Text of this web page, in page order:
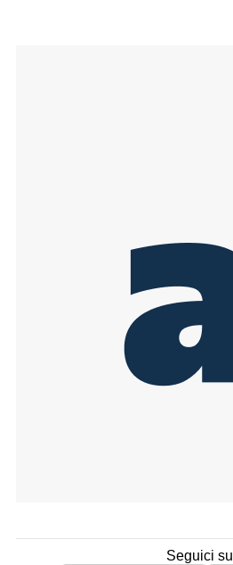
Seguici su